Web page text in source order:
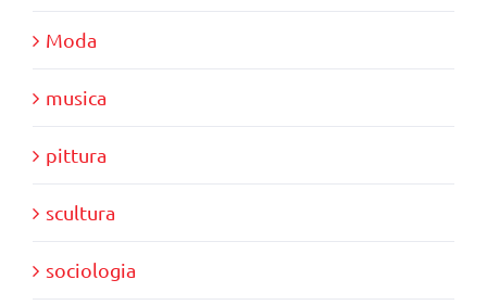
Moda
musica
pittura
scultura
sociologia